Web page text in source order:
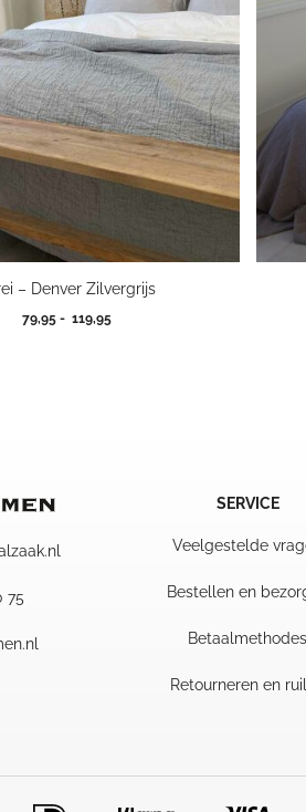
– Denver Zilvergrijs
79,95 - 119,95Prijsklasse:
75
SERVICE
Veelgestelde
Bestellen en
Betaalmethodes
Retourneren en